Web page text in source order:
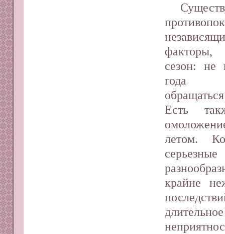
факторы,
сезон: не
года
Есть
летом.
крайне